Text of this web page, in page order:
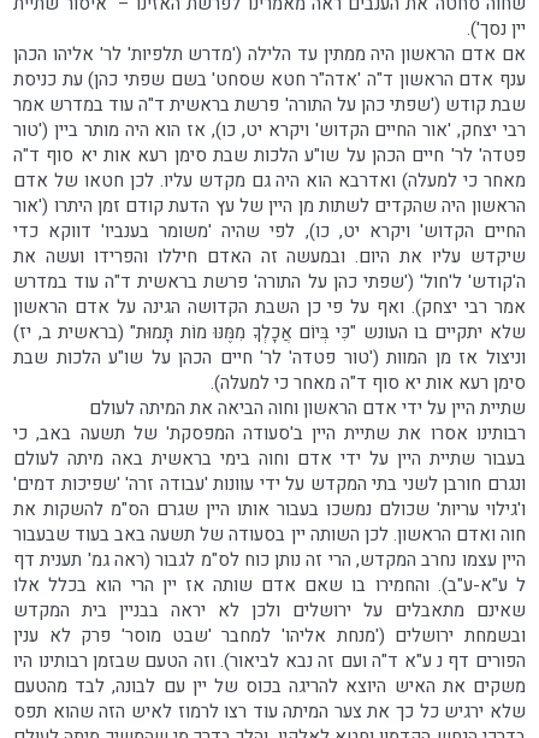
יין נסך').
אם אדם הראשון היה ממתין עד הלילה ('מדרש תלפיות' לר' אליהו הכהן
ענף אדם הראשון ד"ה 'אדה"ר חטא שסחט' בשם שפתי כהן) עת כניסת
שבת קודש ('שפתי כהן על התורה' פרשת בראשית ד"ה עוד במדרש אמר
רבי יצחק, 'אור החיים הקדוש' ויקרא יט, כו), אז הוא היה מותר ביין ('טור
פטדה' לר' חיים הכהן על שו"ע הלכות שבת סימן רעא אות יא סוף ד"ה
מאחר כי למעלה) ואדרבא הוא היה גם מקדש עליו. לכן חטאו של אדם
הראשון היה שהקדים לשתות מן היין של עץ הדעת קודם זמן היתרו ('אור
החיים הקדוש' ויקרא יט, כו), לפי שהיה 'משומר בענביו' דווקא כדי
שיקדש עליו את היום. ובמעשה זה האדם חיללו והפרידו ועשה את
ה'קודש' ל'חול' ('שפתי כהן על התורה' פרשת בראשית ד"ה עוד במדרש
אמר רבי יצחק). ואף על פי כן השבת הקדושה הגינה על אדם הראשון
שלא יתקיים בו העונש "כִּי בְּיוֹם אֲכָלְךָ מִמֶּנּוּ מוֹת תָּמוּת" (בראשית ב, יז)
וניצול אז מן המוות ('טור פטדה' לר' חיים הכהן על שו"ע הלכות שבת
סימן רעא אות יא סוף ד"ה מאחר כי למעלה).
שתיית היין על ידי אדם הראשון וחוה הביאה את המיתה לעולם
רבותינו אסרו את שתיית היין ב'סעודה המפסקת' של תשעה באב, כי
בעבור שתיית היין על ידי אדם וחוה בימי בראשית באה מיתה לעולם
ונגרם חורבן לשני בתי המקדש על ידי עוונות 'עבודה זרה' 'שפיכות דמים'
ו'גילוי עריות' שכולם נמשכו בעבור אותו היין שגרם הס"מ להשקות את
חוה ואדם הראשון. לכן השותה יין בסעודה של תשעה באב בעוד שבעבור
היין עצמו נחרב המקדש, הרי זה נותן כוח לס"מ לגבור (ראה גמ' תענית דף
ל ע"א-ע"ב). והחמירו בו שאם אדם שותה אז יין הרי הוא בכלל אלו
שאינם מתאבלים על ירושלים ולכן לא יראה בבניין בית המקדש
ובשמחת ירושלים ('מנחת אליהו' למחבר 'שבט מוסר' פרק לא ענין
הפורים דף נ ע"א ד"ה ועם זה נבא לביאור). וזה הטעם שבזמן רבותינו היו
משקים את האיש היוצא להריגה בכוס של יין עם לבונה, לבד מהטעם
שלא ירגיש כל כך את צער המיתה עוד רצו לרמוז לאיש הזה שהוא תפס